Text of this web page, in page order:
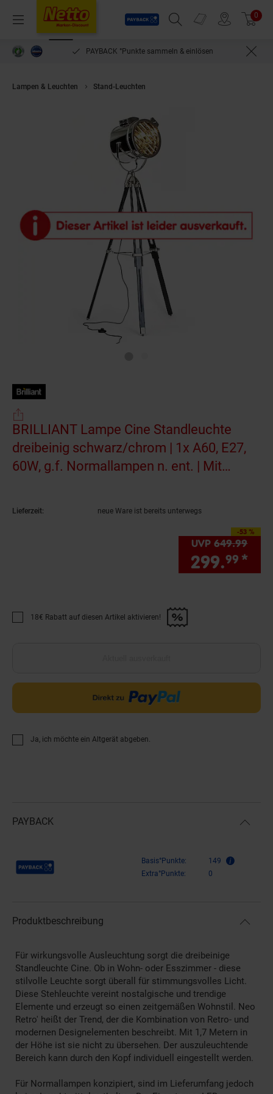
Menü
Payback
Suchfeld einblenden
Prospekte 0
PAYBACK °Punkte sammeln & einlösen
Lampen & Leuchten Stand-Leuchten
BRILLIANT Lampe Cine Standleuchte
dreibeinig schwarz/chrom | 1x A60, E27,
60W, g.f. Normallampen n. ent. | Mit
Lieferzeit: neue Ware ist bereits unterwegs
-53 %
Sie Sparen 53 Prozent,
UVP649.99
299.99 *
Promotion "18€ Rabatt auf diesen Artikel aktivieren!" anwenden
18€ Rabatt auf diesen Artikel aktivieren!
Ja, ich möchte ein Altgerät abgeben.
PAYBACK
Payback Punkte Basis°Punkte:
149
Extra°Punkte:
0
Produktbeschreibung
Für wirkungsvolle Ausleuchtung sorgt die dreibeinige
Standleuchte Cine. Ob in Wohn- oder Esszimmer - diese
stilvolle Leuchte sorgt überall für stimmungsvolles Licht.
Diese Stehleuchte vereint nostalgische und trendige
Elemente und erzeugt so einen zeitgemäßen Wohnstil. Neo
Retro' heißt der Trend, der die Kombination von Retro- und
modernen Designelementen beschreibt. Mit 1,7 Metern in
der Höhe ist sie nicht zu übersehen. Der auszuleuchtende
Bereich kann durch den Kopf individuell eingestellt werden.
Für Normallampen konzipiert, sind im Lieferumfang jedoch